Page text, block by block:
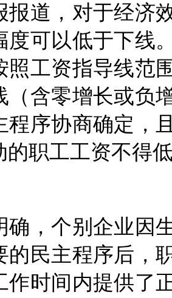
报道，对于经济
度可以低于下线
照工资指导线范
（含零增长或负
程序协商确定，
的职工工资不得
确，个别企业因
的民主程序后，
作时间内提供了